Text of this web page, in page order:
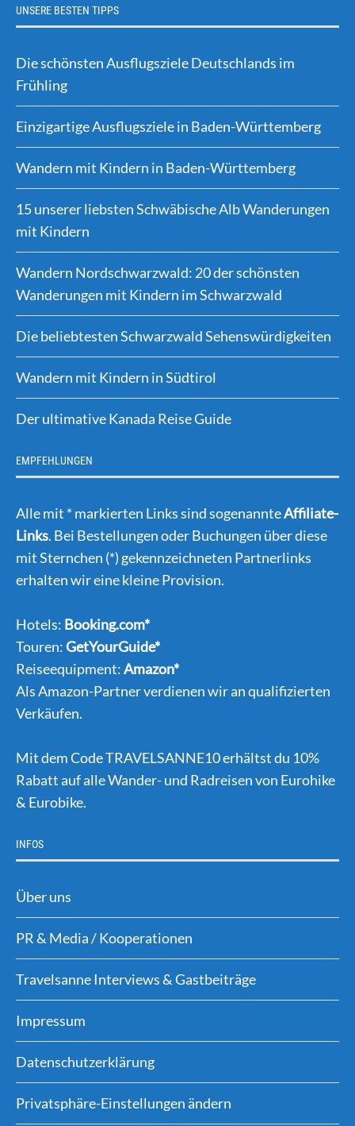
UNSERE BESTEN TIPPS
Die schönsten Ausflugsziele Deutschlands im
Frühling
Einzigartige Ausflugsziele in Baden-Württemberg
Wandern mit Kindern in Baden-Württemberg
15 unserer liebsten Schwäbische Alb Wanderungen
mit Kindern
Wandern Nordschwarzwald: 20 der schönsten
Wanderungen mit Kindern im Schwarzwald
Die beliebtesten Schwarzwald Sehenswürdigkeiten
Wandern mit Kindern in Südtirol
Der ultimative Kanada Reise Guide
EMPFEHLUNGEN
Alle mit * markierten Links sind sogenannteAffiliate-
Links. Bei Bestellungen oder Buchungen über diese
mit Sternchen (*) gekennzeichneten Partnerlinks
erhalten wir eine kleine Provision.
Hotels: Booking.com*
Touren:GetYourGuide*
Reiseequipment:Amazon*
Als Amazon-Partner verdienen wir an qualifizierten
Verkäufen.
Mit dem Code TRAVELSANNE10 erhältst du 10%
Rabatt auf alle Wander- und Radreisen von Eurohike
& Eurobike.
INFOS
Über uns
PR & Media / Kooperationen
Travelsanne Interviews & Gastbeiträge
Impressum
Datenschutzerklärung
Privatsphäre-Einstellungen ändern